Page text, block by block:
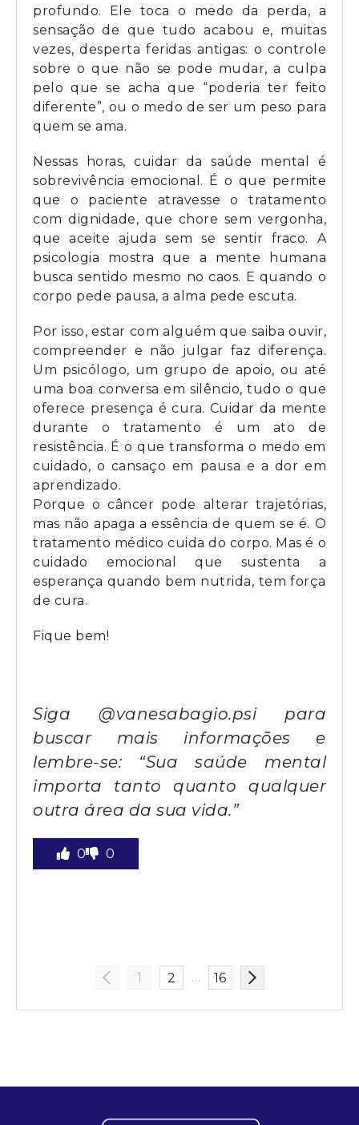
profundo. Ele toca o medo da perda, a
sensação de que tudo acabou e, muitas
vezes, desperta feridas antigas: o controle
sobre o que não se pode mudar, a culpa
pelo que se acha que “poderia ter feito
diferente”, ou o medo de ser um peso para
quem se ama.
Nessas horas, cuidar da saúde mental é
sobrevivência emocional. É o que permite
que o paciente atravesse o tratamento
com dignidade, que chore sem vergonha,
que aceite ajuda sem se sentir fraco. A
psicologia mostra que a mente humana
busca sentido mesmo no caos. E quando o
corpo pede pausa, a alma pede escuta.
Por isso, estar com alguém que saiba ouvir,
compreender e não julgar faz diferença.
Um psicólogo, um grupo de apoio, ou até
uma boa conversa em silêncio, tudo o que
oferece presença é cura. Cuidar da mente
durante o tratamento é um ato de
resistência. É o que transforma o medo em
cuidado, o cansaço em pausa e a dor em
aprendizado.
Porque o câncer pode alterar trajetórias,
mas não apaga a essência de quem se é. O
tratamento médico cuida do corpo. Mas é o
cuidado emocional que sustenta a
esperança quando bem nutrida, tem força
de cura.
Fique bem!
Siga @vanesabagio.psipara
buscar mais informações e
lembre-se: “Sua saúde mental
importa tanto quanto qualquer
outra área da sua vida.”
0 0
1 2 … 16